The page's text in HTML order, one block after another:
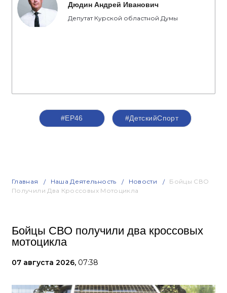
Дюдин Андрей Иванович
Депутат Курской областной Думы
#ЕР46 #ДетскийСпорт
Главная Наша Деятельность Новости
Бойцы СВО
Получили Два Кроссовых Мотоцикла
Бойцы СВО получили два кроссовых
мотоцикла
07 августа 2026, 07:38